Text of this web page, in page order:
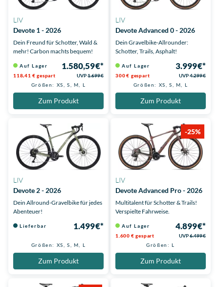
LIV
Devote 1 - 2026
Dein Freund für Schotter, Wald &
mehr! Carbon machts bequem!
Auf Lager 1.580,59 €*
118,41 € gespart UVP1.699 €
Größen: XS, S, M, L
Zum Produkt
LIV
Devote Advanced 0 - 2026
Dein Gravelbike-Allrounder:
Schotter, Trails, Asphalt!
Auf Lager 3.999 €*
300 € gespart UVP4.299 €
Größen: XS, S, M, L
Zum Produkt
LIV
Devote 2 - 2026
Dein Allround-Gravelbike für jedes
Abenteuer!
Lieferbar 1.499 €*
Größen: XS, S, M, L
Zum Produkt
-25%
LIV
Devote Advanced Pro - 2026
Multitalent für Schotter & Trails!
Verspielte Fahrweise.
Auf Lager 4.899 €*
1.600 € gespart UVP6.499 €
Größen: L
Zum Produkt